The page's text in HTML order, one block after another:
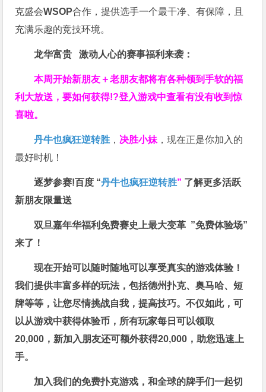
克盛会WSOP合作，提供选手一个最干净、有保障，且
充满乐趣的竞技环境。
龙华富贵 激动人心的赛事福利来袭：
本周开始新朋友＋老朋友都将有各种领到手软的福
利大放送，要如何获得!?登入游戏中查看有没有收到惊
喜啦。
丹牛也疯狂逆转胜 ， 决胜小妹 ，现在正是你加入的
最好时机！
逐梦参赛!百度 “丹牛也疯狂逆转胜” 了解更多活跃
新朋友限量送
双旦嘉年华福利免费赛史上最大变革 ”免费体验场”
来了！
现在开始可以随时随地可以享受真实的游戏体验！
我们提供丰富多样的玩法，包括德州扑克、奥马哈、短
牌等等，让您尽情挑战自我，提高技巧。不仅如此，可
以从游戏中获得体验币，所有玩家每日可以领取
20,000，新加入朋友还可额外获得20,000，助您迅速上
手。
加入我们的免费扑克游戏，和全球的牌手们一起切